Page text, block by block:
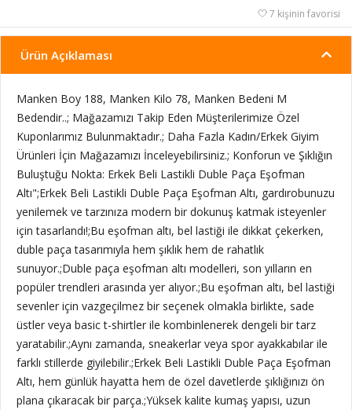
7 kişinin favorisi
Ürün Açıklaması
Manken Boy 188, Manken Kilo 78, Manken Bedeni M
Bedendir..; Mağazamızı Takip Eden Müşterilerimize Özel
Kuponlarımız Bulunmaktadır.; Daha Fazla Kadın/Erkek Giyim
Ürünleri İçin Mağazamızı İnceleyebilirsiniz.; Konforun ve Şıklığın
Buluştuğu Nokta: Erkek Beli Lastikli Duble Paça Eşofman
Altı";Erkek Beli Lastikli Duble Paça Eşofman Altı, gardırobunuzu
yenilemek ve tarzınıza modern bir dokunuş katmak isteyenler
için tasarlandı!;Bu eşofman altı, bel lastiği ile dikkat çekerken,
duble paça tasarımıyla hem şıklık hem de rahatlık
sunuyor.;Duble paça eşofman altı modelleri, son yılların en
popüler trendleri arasında yer alıyor.;Bu eşofman altı, bel lastiği
sevenler için vazgeçilmez bir seçenek olmakla birlikte, sade
üstler veya basic t-shirtler ile kombinlenerek dengeli bir tarz
yaratabilir.;Aynı zamanda, sneakerlar veya spor ayakkabılar ile
farklı stillerde giyilebilir.;Erkek Beli Lastikli Duble Paça Eşofman
Altı, hem günlük hayatta hem de özel davetlerde şıklığınızı ön
plana çıkaracak bir parça.;Yüksek kalite kumaş yapısı, uzun